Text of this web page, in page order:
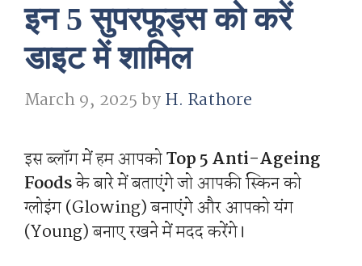
इन 5 सुपरफूड्स को करें
डाइट में शामिल
March 9, 2025byH. Rathore
इस ब्लॉग में हम आपकोTop 5 Anti-Ageing
Foodsके बारे में बताएंगे जो आपकी स्किन को
ग्लोइंग (Glowing) बनाएंगे और आपको यंग
(Young) बनाए रखने में मदद करेंगे।